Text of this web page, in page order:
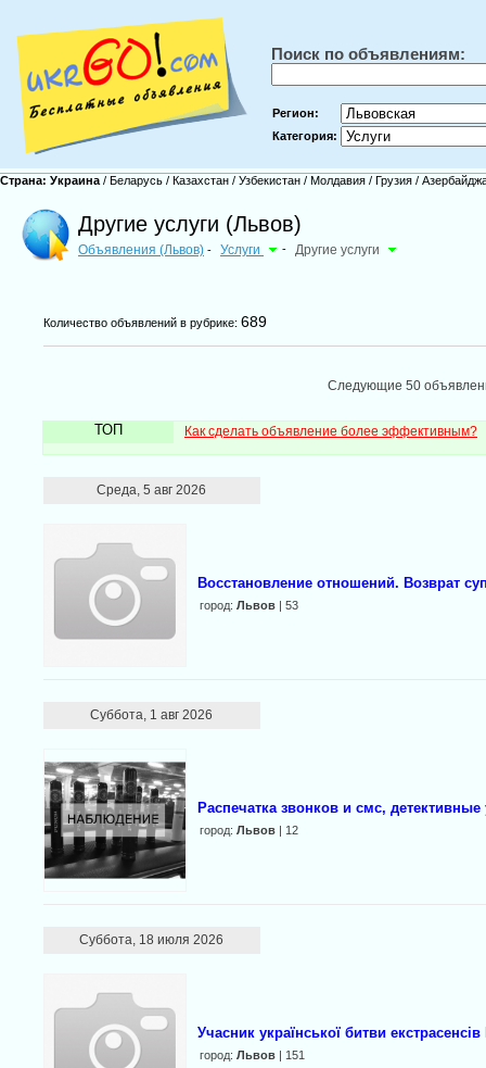
Поиск по объявлениям:
Регион:
Категория:
Страна: Украина / Беларусь / Казахстан / Узбекистан / Молдавия / Грузия /
Другие услуги (Львов)
Объявления (Львов) - Услуги - Другие услуги
Количество объявлений в рубрике: 689
Следующие 50
ТОП Как сделать объявление более эффективным?
Среда, 5 авг 2026
Восстановление отношений. Возврат
город: Львов | 53
Суббота, 1 авг 2026
Распечатка звонков и смс, детективные
город: Львов | 12
Суббота, 18 июля 2026
Учасник української битви
город: Львов | 151